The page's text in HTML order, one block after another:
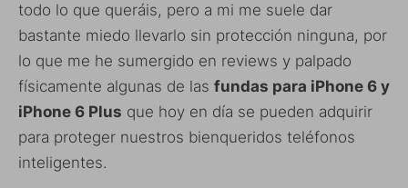
todo lo que queráis, pero a mi me suele dar
bastante miedo llevarlo sin protección ninguna, por
lo que me he sumergido en reviews y palpado
físicamente algunas de las fundas para iPhone 6 y
iPhone 6 Plus que hoy en día se pueden adquirir
para proteger nuestros bienqueridos teléfonos
inteligentes.